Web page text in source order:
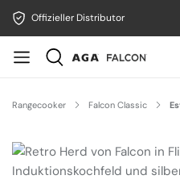
Offizieller Distributor
Rangecooker Falcon Classic
Bildergalerie überspringen